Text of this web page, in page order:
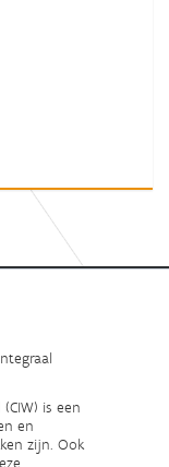
is een
en
zijn. Ook